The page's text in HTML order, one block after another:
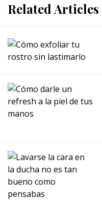
Related Articles